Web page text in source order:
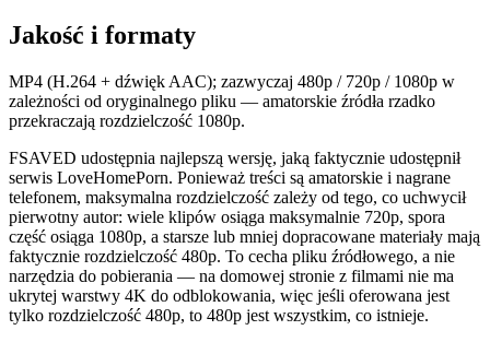
Jakość i formaty
MP4 (H.264 + dźwięk AAC); zazwyczaj 480p / 720p / 1080p w
zależności od oryginalnego pliku — amatorskie źródła rzadko
przekraczają rozdzielczość 1080p.
FSAVED udostępnia najlepszą wersję, jaką faktycznie udostępnił
serwis LoveHomePorn. Ponieważ treści są amatorskie i nagrane
telefonem, maksymalna rozdzielczość zależy od tego, co uchwycił
pierwotny autor: wiele klipów osiąga maksymalnie 720p, spora
część osiąga 1080p, a starsze lub mniej dopracowane materiały mają
faktycznie rozdzielczość 480p. To cecha pliku źródłowego, a nie
narzędzia do pobierania — na domowej stronie z filmami nie ma
ukrytej warstwy 4K do odblokowania, więc jeśli oferowana jest
tylko rozdzielczość 480p, to 480p jest wszystkim, co istnieje.